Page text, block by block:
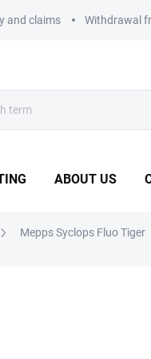
and claims Withdrawal
ABOUT US
Mepps Syclops Fluo Tiger